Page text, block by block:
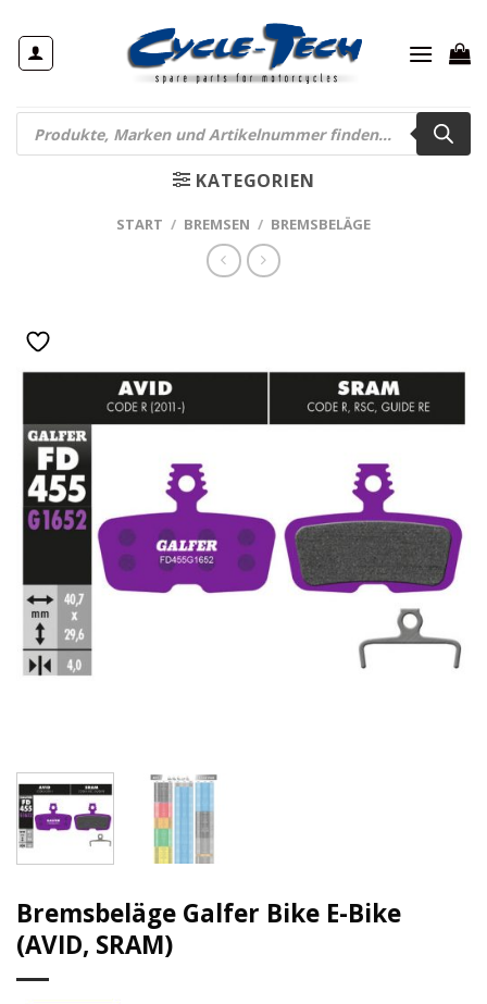
Inhalt
springen
Products
search
KATEGORIEN
START / BREMSEN / BREMSBELÄGE
Bremsbeläge Galfer Bike E-Bike
(AVID, SRAM)